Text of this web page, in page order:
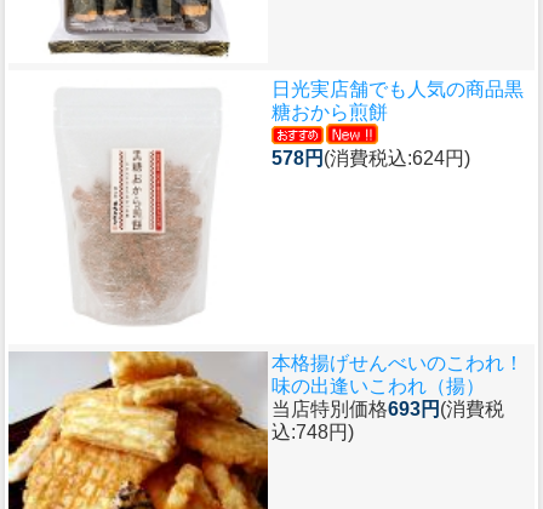
日光実店舗でも人気の商品黒
糖おから煎餅
578円 (消費税込:624円)
本格揚げせんべいのこわれ！
味の出逢いこわれ（揚）
当店特別価格693円 (消費税
込:748円)